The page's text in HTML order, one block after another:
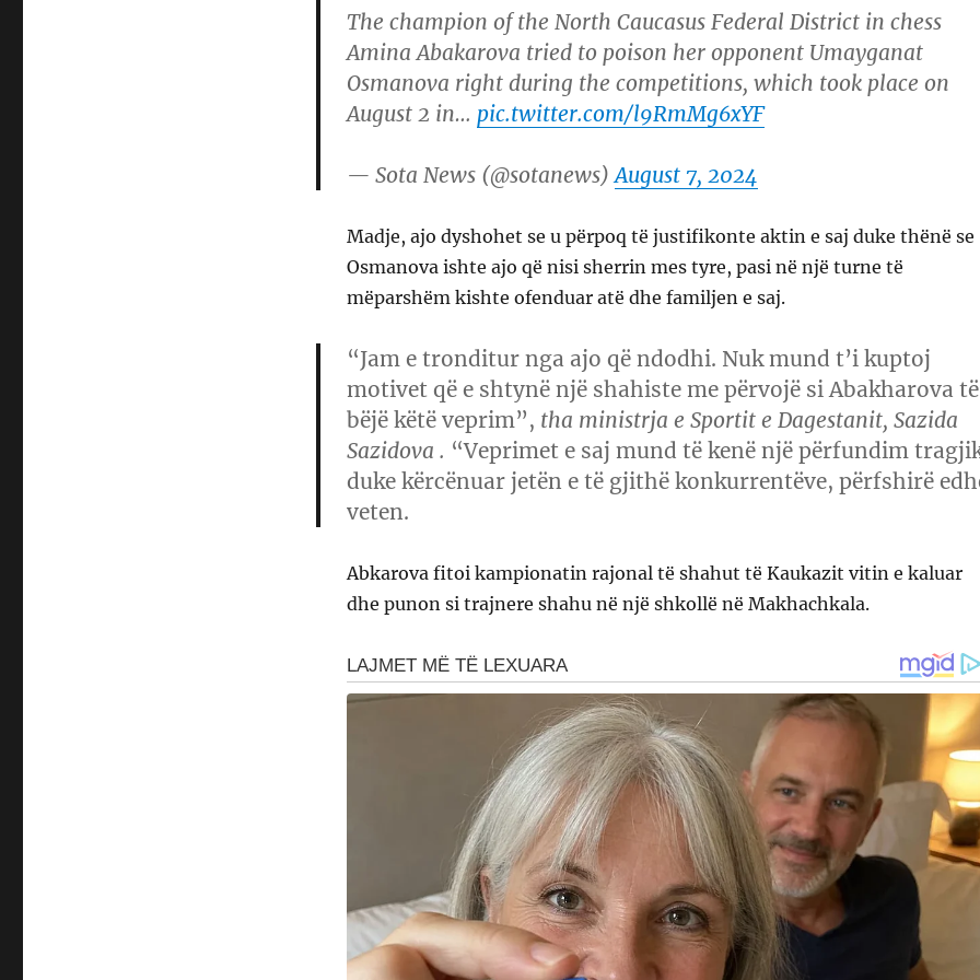
The champion of the North Caucasus Federal District in chess
Amina Abakarova tried to poison her opponent Umayganat
Osmanova right during the competitions, which took place on
August 2 in… pic.twitter.com/l9RmMg6xYF
— Sota News (@sotanews)August 7, 2024
Madje, ajo dyshohet se u përpoq të justifikonte aktin e saj duke thënë se
Osmanova ishte ajo që nisi sherrin mes tyre, pasi në një turne të
mëparshëm kishte ofenduar atë dhe familjen e saj.
“Jam e tronditur nga ajo që ndodhi. Nuk mund t’i kuptoj
motivet që e shtynë një shahiste me përvojë si Abakharova të
bëjë këtë veprim”, tha ministrja e Sportit e Dagestanit, Sazida
Sazidova . “Veprimet e saj mund të kenë një përfundim
duke kërcënuar jetën e të gjithë konkurrentëve, përfshirë
veten.
Abkarova fitoi kampionatin rajonal të shahut të Kaukazit vitin e kaluar
dhe punon si trajnere shahu në një shkollë në Makhachkala.